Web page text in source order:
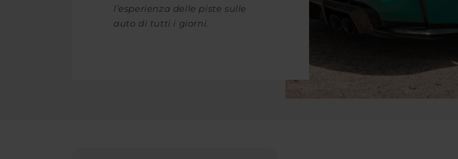
l’esperienza delle piste sulle
auto di tutti i giorni.